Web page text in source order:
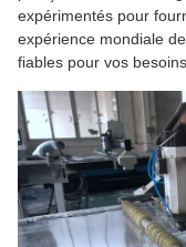
expérimentés pour
expérience mondiale
fiables pour vos